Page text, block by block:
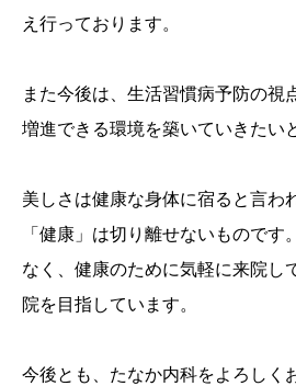
え行っております。
また今後は、生活習慣病予防の視
増進できる環境を築いていきたい
美しさは健康な身体に宿ると言わ
「健康」は切り離せないものです
なく、健康のために気軽に来院し
院を目指しています。
今後とも、たなか内科をよろしく